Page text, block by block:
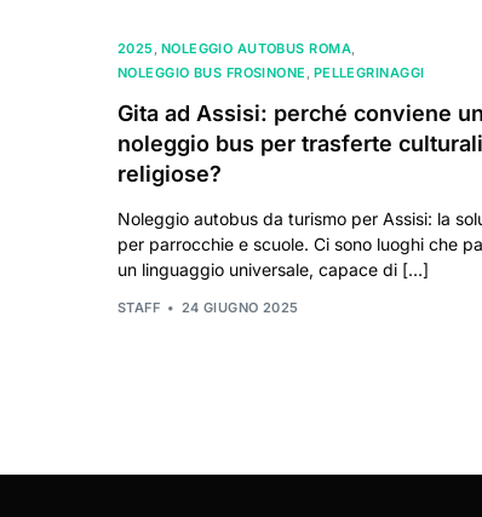
2025 NOLEGGIO AUTOBUS ROMA
NOLEGGIO BUS FROSINONE PELLEGRINAGGI
Gita ad Assisi: perché conviene un
noleggio bus per trasferte
religiose?
Noleggio autobus da turismo per Assisi: la
per parrocchie e scuole. Ci sono luoghi che
un linguaggio universale, capace di […]
STAFF 24 GIUGNO 2025